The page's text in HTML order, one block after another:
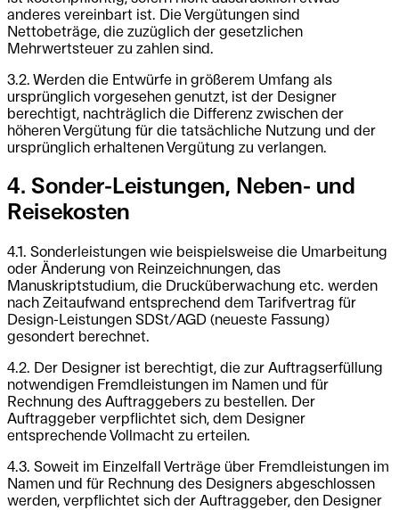
anderes vereinbart ist. Die Vergütungen sind
Nettobeträge, die zuzüglich der gesetzlichen
Mehrwertsteuer zu zahlen sind.
3.2. Werden die Entwürfe in größerem Umfang als
ursprünglich vorgesehen genutzt, ist der Designer
berechtigt, nachträglich die Differenz zwischen der
höheren Vergütung für die tatsächliche Nutzung und der
ursprünglich erhaltenen Vergütung zu verlangen.
4. Sonder-Leistungen, Neben- und
Reisekosten
4.1. Sonderleistungen wie beispielsweise die Umarbeitung
oder Änderung von Reinzeichnungen, das
Manuskriptstudium, die Drucküberwachung etc. werden
nach Zeitaufwand entsprechend dem Tarifvertrag für
Design-Leistungen SDSt/AGD (neueste Fassung)
gesondert berechnet.
4.2. Der Designer ist berechtigt, die zur Auftragserfüllung
notwendigen Fremdleistungen im Namen und für
Rechnung des Auftraggebers zu bestellen. Der
Auftraggeber verpflichtet sich, dem Designer
entsprechende Vollmacht zu erteilen.
4.3. Soweit im Einzelfall Verträge über Fremdleistungen im
Namen und für Rechnung des Designers abgeschlossen
werden, verpflichtet sich der Auftraggeber, den Designer